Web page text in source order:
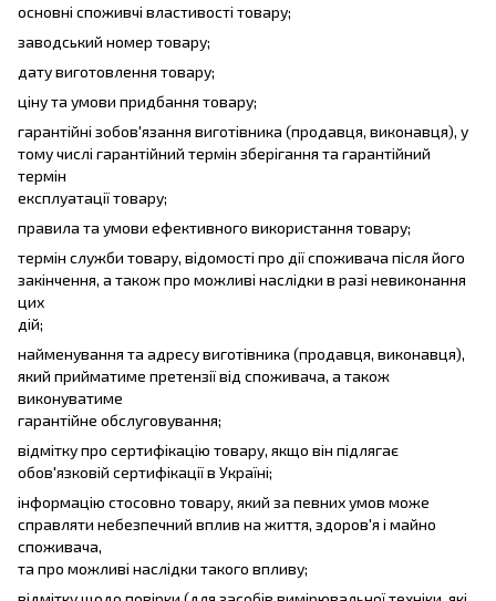
основні споживчі властивості товару;
заводський номер товару;
дату виготовлення товару;
ціну та умови придбання товару;
гарантійні зобов'язання виготівника (продавця, виконавця), у
тому числі гарантійний термін зберігання та гарантійний
термін
експлуатації товару;
правила та умови ефективного використання товару;
термін служби товару, відомості про дії споживача після його
закінчення, а також про можливі наслідки в разі невиконання
цих
дій;
найменування та адресу виготівника (продавця, виконавця),
який прийматиме претензії від споживача, а також
виконуватиме
гарантійне обслуговування;
відмітку про сертифікацію товару, якщо він підлягає
обов'язковій сертифікації в Україні;
інформацію стосовно товару, який за певних умов може
справляти небезпечний вплив на життя, здоров'я і майно
споживача,
та про можливі наслідки такого впливу;